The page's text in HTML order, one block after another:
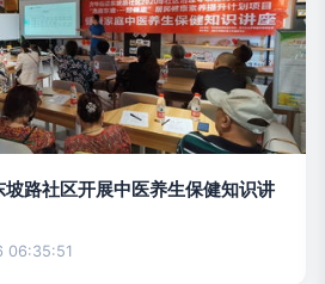
坡路社区开展中医养生保健知识讲
06:35:51